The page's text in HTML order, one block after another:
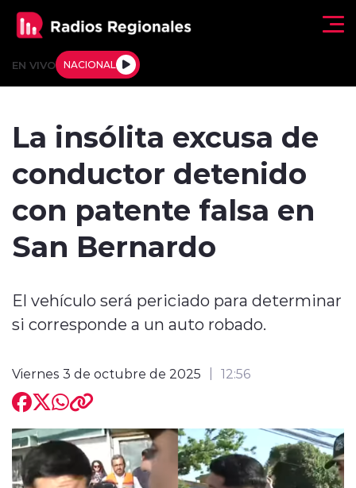
EN VIVO NACIONAL
Deportes
Regiones al Aire
modo claro
La insólita excusa de
conductor detenido
con patente falsa en
San Bernardo
El vehículo será periciado para determinar
si corresponde a un auto robado.
Viernes 3 de octubre de 2025 12:56